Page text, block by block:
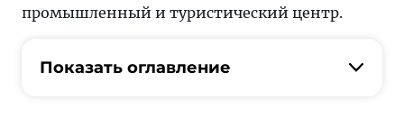
промышленный и туристический центр.
Показать оглавление